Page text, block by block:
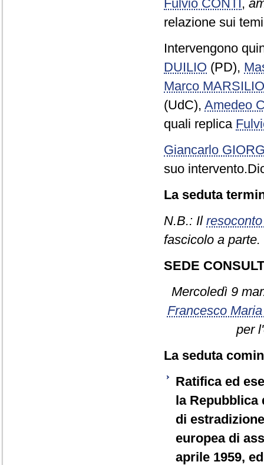
Fulvio CONTI,
relazione sui
Intervengono
DUILIO (PD),
Marco MARSILIO
(UdC), Amedeo
quali replica
Giancarlo
suo
La seduta
N.B.: Il
fascicolo a parte.
SEDE
Mercoledì 9
Francesco
per
La seduta
Ratifica ed
la Repubblica
di
europea di
aprile 1959,